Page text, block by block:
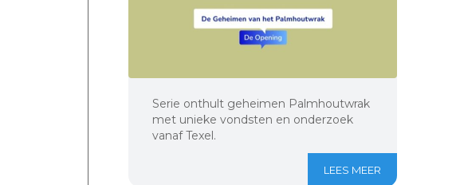
Serie onthult geheimen Palmhoutwrak
met unieke vondsten en onderzoek
vanaf Texel.
LEES MEER